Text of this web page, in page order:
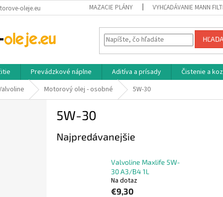
oleje.eu MAZACIE PLÁNY VYHĽADÁVANIE MANN
Prevádzkové náplne Aditíva a prísady Čistenie a
Motorový olej - osobné 5W-30
5W-30
Najpredávanejšie
Valvoline Maxlife 5W-
30 A3/B4 1L
Na dotaz
€9,30